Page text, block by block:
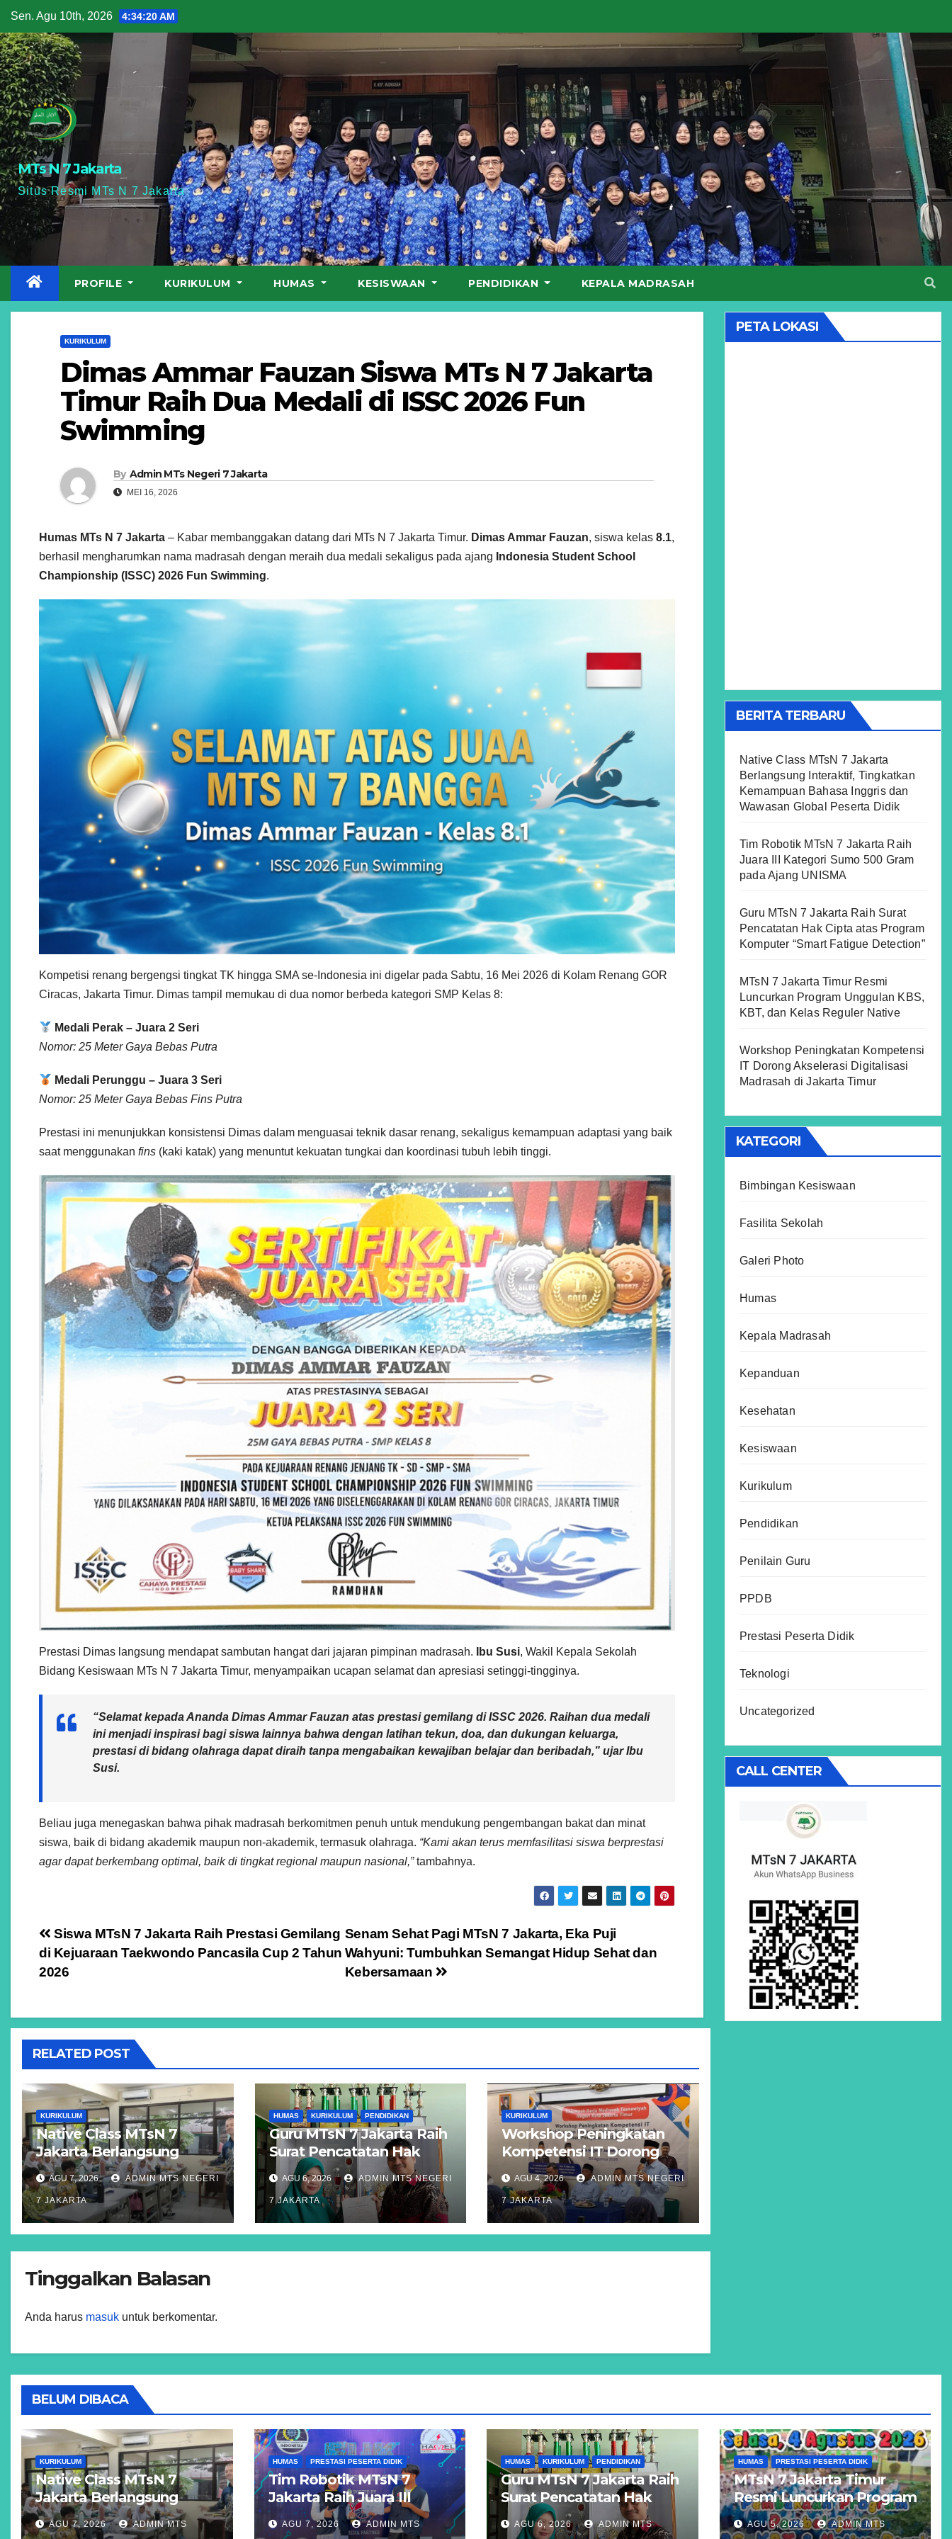
Skip
to
content
Sen. Agu 10th, 2026 4:34:22 AM
MTs N 7 Jakarta
Situs Resmi MTs N 7 Jakarta
PROFILE KURIKULUM HUMAS KESISWAAN PENDIDIKAN KEPALA MADRASAH
KURIKULUM
Dimas Ammar Fauzan Siswa MTs N 7 Jakarta
Timur Raih Dua Medali di ISSC 2026 Fun
Swimming
By Admin MTs Negeri 7 Jakarta
MEI 16, 2026
Humas MTs N 7 Jakarta – Kabar membanggakan datang dari MTs N 7 Jakarta Timur. Dimas Ammar Fauzan, siswa kelas 8.1,
berhasil mengharumkan nama madrasah dengan meraih dua medali sekaligus pada ajang Indonesia Student School
Championship (ISSC) 2026 Fun Swimming.
Kompetisi renang bergengsi tingkat TK hingga SMA se-Indonesia ini digelar pada Sabtu, 16 Mei 2026 di Kolam Renang GOR
Ciracas, Jakarta Timur. Dimas tampil memukau di dua nomor berbeda kategori SMP Kelas 8:
Medali Perak – Juara 2 Seri
Nomor: 25 Meter Gaya Bebas Putra
Medali Perunggu – Juara 3 Seri
Nomor: 25 Meter Gaya Bebas Fins Putra
Prestasi ini menunjukkan konsistensi Dimas dalam menguasai teknik dasar renang, sekaligus kemampuan adaptasi yang baik
saat menggunakan fins (kaki katak) yang menuntut kekuatan tungkai dan koordinasi tubuh lebih tinggi.
Prestasi Dimas langsung mendapat sambutan hangat dari jajaran pimpinan madrasah. Ibu Susi, Wakil Kepala Sekolah
Bidang Kesiswaan MTs N 7 Jakarta Timur, menyampaikan ucapan selamat dan apresiasi setinggi-tingginya.
“Selamat kepada Ananda Dimas Ammar Fauzan atas prestasi gemilang di ISSC 2026. Raihan dua medali
ini menjadi inspirasi bagi siswa lainnya bahwa dengan latihan tekun, doa, dan dukungan keluarga,
prestasi di bidang olahraga dapat diraih tanpa mengabaikan kewajiban belajar dan beribadah,” ujar Ibu
Susi.
Beliau juga menegaskan bahwa pihak madrasah berkomitmen penuh untuk mendukung pengembangan bakat dan minat
siswa, baik di bidang akademik maupun non-akademik, termasuk olahraga. “Kami akan terus memfasilitasi siswa berprestasi
agar dapat berkembang optimal, baik di tingkat regional maupun nasional,”tambahnya.
Navigasi
pos
Senam Sehat Pagi MTsN 7 Jakarta, Eka Puji
Wahyuni: Tumbuhkan Semangat Hidup Sehat dan
Kebersamaan
Siswa MTsN 7 Jakarta Raih Prestasi Gemilang
di Kejuaraan Taekwondo Pancasila Cup 2 Tahun
2026
RELATED POST
KURIKULUM
Native Class MTsN 7
Jakarta Berlangsung
Interaktif, Tingkatkan
Kemampuan Bahasa
Inggris dan Wawasan
Global Peserta Didik
AGU 7, 2026 ADMIN MTS NEGERI
7 JAKARTA
HUMAS KURIKULUM PENDIDIKAN
Guru MTsN 7 Jakarta Raih
Surat Pencatatan Hak
Cipta atas Program
Komputer “Smart Fatigue
Detection”
AGU 6, 2026 ADMIN MTS NEGERI
7 JAKARTA
KURIKULUM
Workshop Peningkatan
Kompetensi IT Dorong
Akselerasi Digitalisasi
Madrasah di Jakarta
Timur
AGU 4, 2026 ADMIN MTS NEGERI
7 JAKARTA
Tinggalkan Balasan
Anda harus masuk untuk berkomentar.
PETA LOKASI
BERITA TERBARU
Native Class MTsN 7 Jakarta
Berlangsung Interaktif, Tingkatkan
Kemampuan Bahasa Inggris dan
Wawasan Global Peserta Didik
Tim Robotik MTsN 7 Jakarta Raih
Juara III Kategori Sumo 500 Gram
pada Ajang UNISMA
Guru MTsN 7 Jakarta Raih Surat
Pencatatan Hak Cipta atas Program
Komputer “Smart Fatigue Detection”
MTsN 7 Jakarta Timur Resmi
Luncurkan Program Unggulan KBS,
KBT, dan Kelas Reguler Native
Workshop Peningkatan Kompetensi
IT Dorong Akselerasi Digitalisasi
Madrasah di Jakarta Timur
KATEGORI
Bimbingan Kesiswaan
Fasilita Sekolah
Galeri Photo
Humas
Kepala Madrasah
Kepanduan
Kesehatan
Kesiswaan
Kurikulum
Pendidikan
Penilain Guru
PPDB
Prestasi Peserta Didik
Teknologi
Uncategorized
CALL CENTER
BELUM DIBACA
KURIKULUM
Native Class MTsN 7
Jakarta Berlangsung
Interaktif, Tingkatkan
Kemampuan Bahasa
AGU 7, 2026 ADMIN MTS
HUMAS PRESTASI PESERTA DIDIK
Tim Robotik MTsN 7
Jakarta Raih Juara III
Kategori Sumo 500 Gram
pada Ajang UNISMA
AGU 7, 2026 ADMIN MTS
HUMAS KURIKULUM PENDIDIKAN
Guru MTsN 7 Jakarta Raih
Surat Pencatatan Hak
Cipta atas Program
Komputer “Smart Fatigue
AGU 6, 2026 ADMIN MTS
HUMAS PRESTASI PESERTA DIDIK
MTsN 7 Jakarta Timur
Resmi Luncurkan Program
Unggulan KBS, KBT, dan
Kelas Reguler Native
AGU 5, 2026 ADMIN MTS